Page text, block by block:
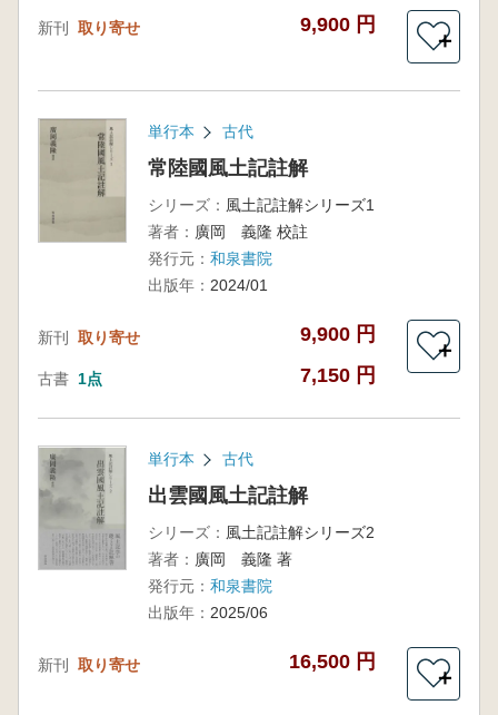
新刊 取り寄せ 9,900 円
＋
単行本 古代
常陸國風土記註解
シリーズ： 風土記註解シリーズ1
著者： 廣岡 義隆 校註
発行元： 和泉書院
出版年： 2024/01
新刊 取り寄せ 9,900 円
古書 1点 7,150 円
＋
単行本 古代
出雲國風土記註解
シリーズ： 風土記註解シリーズ2
著者： 廣岡 義隆 著
発行元： 和泉書院
出版年： 2025/06
新刊 取り寄せ 16,500 円
＋